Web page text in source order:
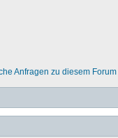
Anfragen zu diesem